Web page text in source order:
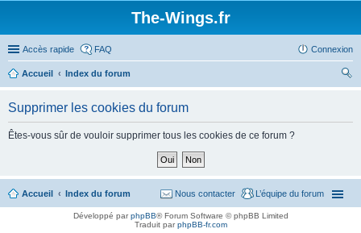
The-Wings.fr
Accès rapide FAQ Connexion
Accueil
Index du forum
Supprimer les cookies du forum
Êtes-vous sûr de vouloir supprimer tous les cookies de ce forum ?
Accueil Index du forum L’équipe du forum
Nous contacter
Développé parphpBB® Forum Software © phpBB Limited
Traduit parphpBB-fr.com